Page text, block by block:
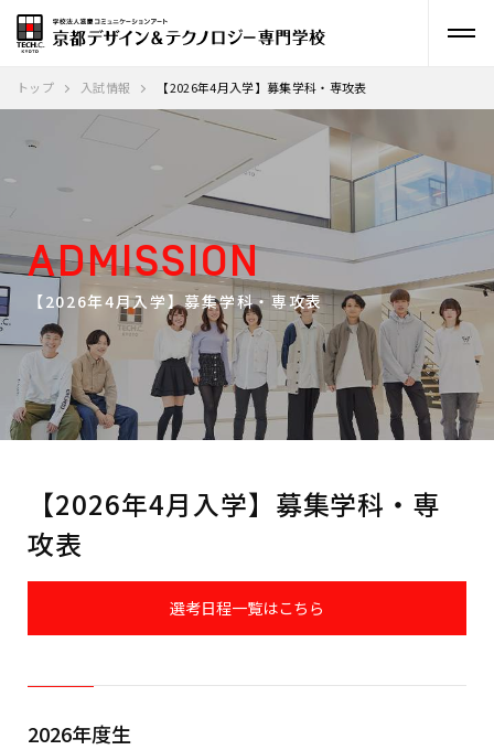
トップ 入試情報 【2026年4月入学】募集学科・専攻表
ADMISSION
【2026年4月入学】募集学科・専攻表
【2026年4月入学】募集学科・専
攻表
選考日程一覧はこちら
2026年度生